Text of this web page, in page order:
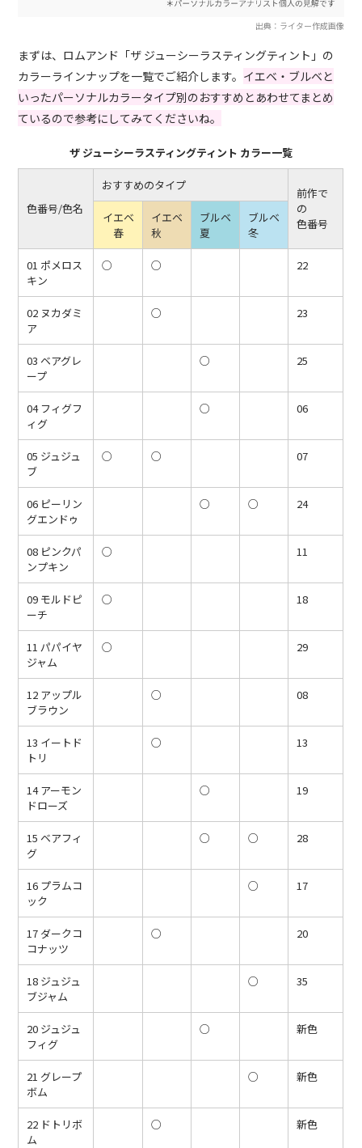
出典：ライター作成画像
まずは、ロムアンド「ザ ジューシーラスティングティント」の
カラーラインナップを一覧でご紹介します。 イエベ・ブルベと
いったパーソナルカラータイプ別のおすすめとあわせてまとめ
ているので参考にしてみてくださいね。
ザ ジューシーラスティングティント カラー一覧
色番号/色名
おすすめのタイプ
前作で
の
色番号
イエベ
春
イエベ
秋
ブルベ
夏
ブルベ
冬
01 ポメロス
キン
○ ○ 22
02 ヌカダミ
ア
○ 23
03 ベアグレ
ープ
○ 25
04 フィグフ
ィグ
○ 06
05 ジュジュ
ブ
○ ○ 07
06 ピーリン
グエンドゥ
○ ○ 24
08 ピンクパ
ンプキン
○ 11
09 モルドピ
ーチ
○ 18
11 パパイヤ
ジャム
○ 29
12 アップル
ブラウン
○ 08
13 イートド
トリ
○ 13
14 アーモン
ドローズ
○ 19
15 ベアフィ
グ
○ ○ 28
16 プラムコ
ック
○ 17
17 ダークコ
コナッツ
○ 20
18 ジュジュ
ブジャム
○ 35
20 ジュジュ
フィグ
○ 新色
21 グレープ
ボム
○ 新色
22 ドトリボ
ム
○ 新色